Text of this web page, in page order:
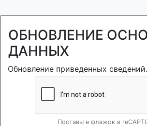
ОБНОВЛЕНИЕ
ДАННЫХ
Обновление приведенных сведений.
Поставьте флажок в